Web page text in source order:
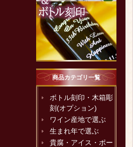
商品カテゴリ一覧
ボトル刻印・木箱彫
刻(オプション)
ワイン産地で選ぶ
生まれ年で選ぶ
貴腐・アイス・ポー